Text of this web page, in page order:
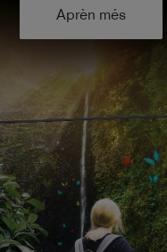
Aprèn més